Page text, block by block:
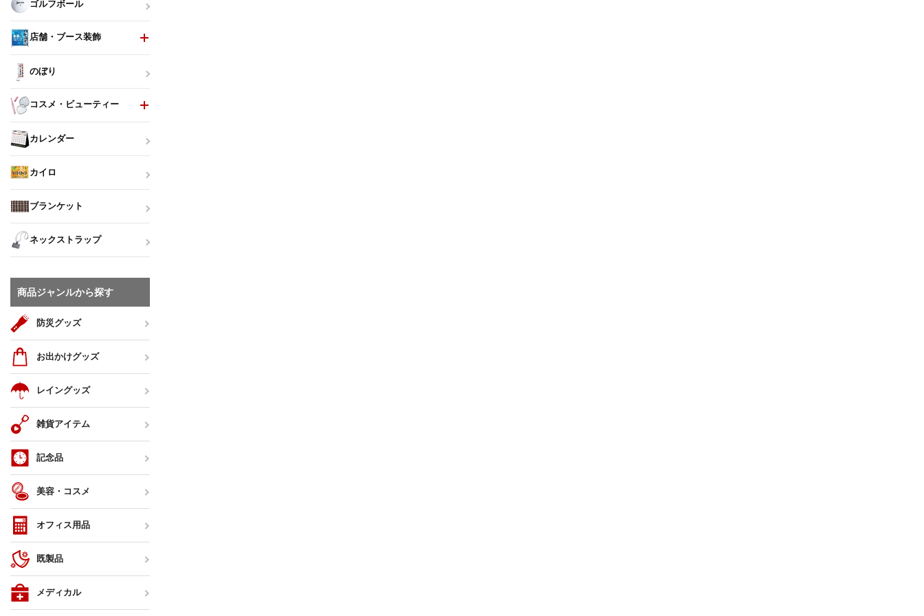
ゴルフボール
店舗・ブース装飾
のぼり
コスメ・ビューティー
カレンダー
カイロ
ブランケット
ネックストラップ
商品ジャンルから探す
防災グッズ
お出かけグッズ
レイングッズ
雑貨アイテム
記念品
美容・コスメ
オフィス用品
既製品
メディカル